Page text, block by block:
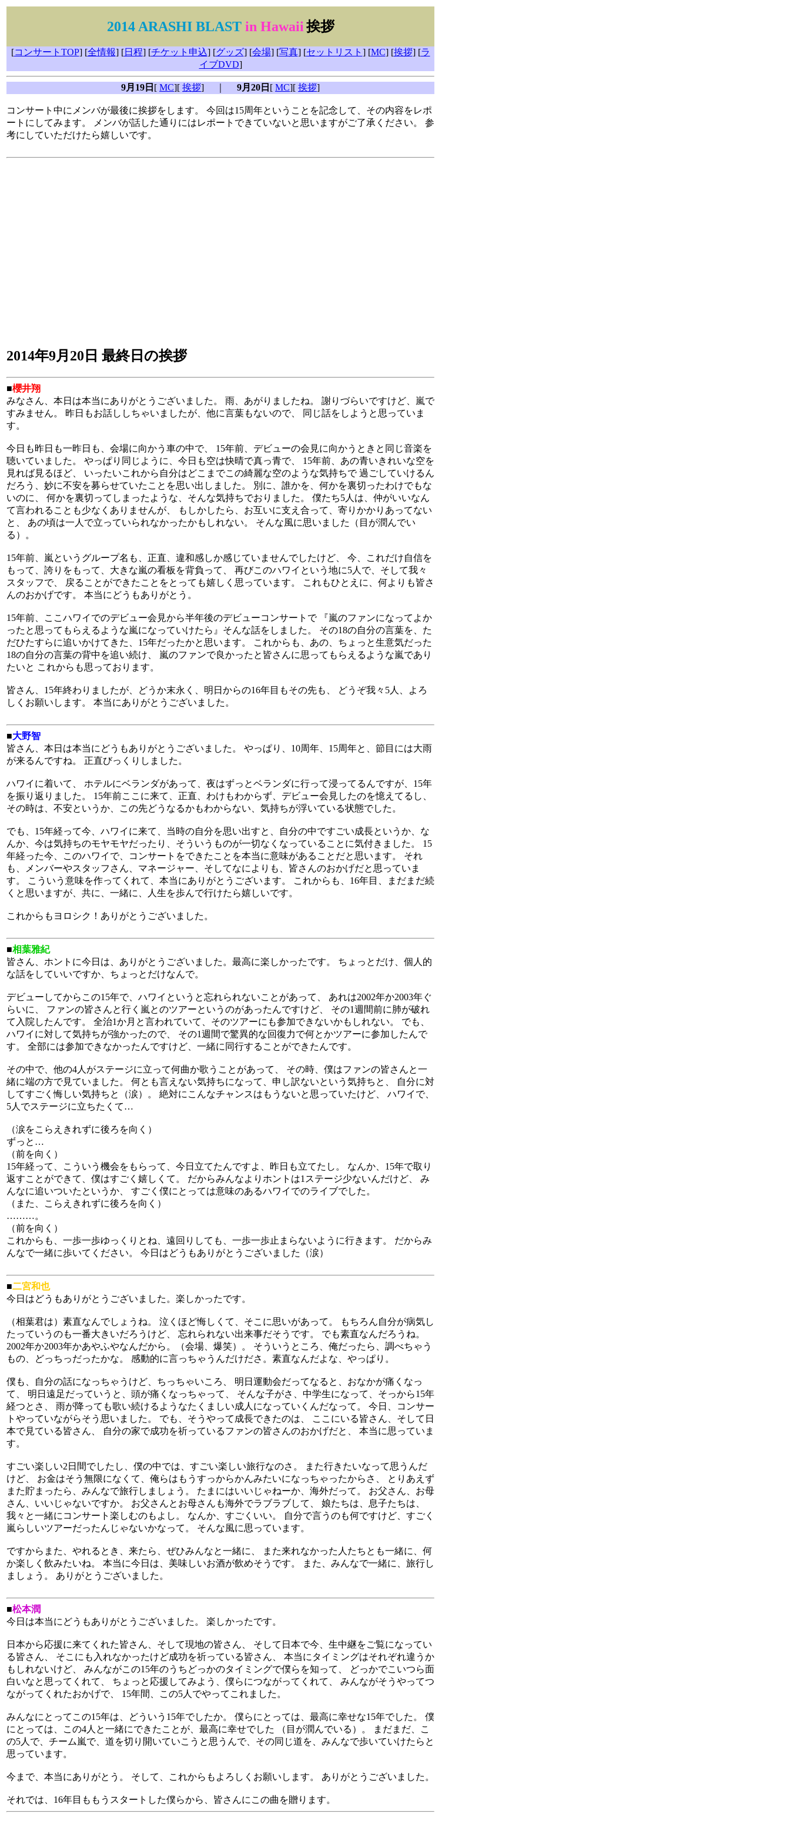
2014 ARASHI BLAST in Hawaii 挨拶
[コンサートTOP] [全情報] [日程] [チケット申込] [グッズ] [会場] [写真] [セットリスト ] [MC] [挨拶] [ラ
イブDVD]
9月19日 [ MC][ 挨拶] ｜ 9月20日 [ MC][ 挨拶]
コンサート中にメンバが最後に挨拶をします。 今回は15周年ということを記念して、その内容をレポ
ートにしてみます。 メンバが話した通りにはレポートできていないと思いますがご了承ください。 参
考にしていただけたら嬉しいです。
2014年9月20日 最終日の挨拶
■櫻井翔
みなさん、本日は本当にありがとうございました。 雨、あがりましたね。 謝りづらいですけど、嵐で
すみません。 昨日もお話ししちゃいましたが、他に言葉もないので、 同じ話をしようと思っていま
す。
今日も昨日も一昨日も、会場に向かう車の中で、 15年前、デビューの会見に向かうときと同じ音楽を
聴いていました。 やっぱり同じように、今日も空は快晴で真っ青で、 15年前、あの青いきれいな空を
見れば見るほど、 いったいこれから自分はどこまでこの綺麗な空のような気持ちで 過ごしていけるん
だろう、妙に不安を募らせていたことを思い出しました。 別に、誰かを、何かを裏切ったわけでもな
いのに、 何かを裏切ってしまったような、そんな気持ちでおりました。 僕たち5人は、仲がいいなん
て言われることも少なくありませんが、 もしかしたら、お互いに支え合って、寄りかかりあってない
と、 あの頃は一人で立っていられなかったかもしれない。 そんな風に思いました（目が潤んでい
る）。
15年前、嵐というグループ名も、正直、違和感しか感じていませんでしたけど、 今、これだけ自信を
もって、誇りをもって、大きな嵐の看板を背負って、 再びこのハワイという地に5人で、そして我々
スタッフで、 戻ることができたことをとっても嬉しく思っています。 これもひとえに、何よりも皆さ
んのおかげです。 本当にどうもありがとう。
15年前、ここハワイでのデビュー会見から半年後のデビューコンサートで 『嵐のファンになってよか
ったと思ってもらえるような嵐になっていけたら』そんな話をしました。 その18の自分の言葉を、た
だひたすらに追いかけてきた、15年だったかと思います。 これからも、あの、ちょっと生意気だった
18の自分の言葉の背中を追い続け、 嵐のファンで良かったと皆さんに思ってもらえるような嵐であり
たいと これからも思っております。
皆さん、15年終わりましたが、どうか末永く、明日からの16年目もその先も、 どうぞ我々5人、よろ
しくお願いします。 本当にありがとうございました。
■大野智
皆さん、本日は本当にどうもありがとうございました。 やっぱり、10周年、15周年と、節目には大雨
が来るんですね。 正直びっくりしました。
ハワイに着いて、 ホテルにベランダがあって、夜はずっとベランダに行って浸ってるんですが、15年
を振り返りました。 15年前ここに来て、正直、わけもわからず、デビュー会見したのを憶えてるし、
その時は、不安というか、この先どうなるかもわからない、気持ちが浮いている状態でした。
でも、15年経って今、ハワイに来て、当時の自分を思い出すと、自分の中ですごい成長というか、な
んか、今は気持ちのモヤモヤだったり、そういうものが一切なくなっていることに気付きました。 15
年経った今、このハワイで、コンサートをできたことを本当に意味があることだと思います。 それ
も、メンバーやスタッフさん、マネージャー、そしてなによりも、皆さんのおかげだと思っていま
す。 こういう意味を作ってくれて、本当にありがとうございます。 これからも、16年目、まだまだ続
くと思いますが、共に、一緒に、人生を歩んで行けたら嬉しいです。
これからもヨロシク！ありがとうございました。
■相葉雅紀
皆さん、ホントに今日は、ありがとうございました。最高に楽しかったです。 ちょっとだけ、個人的
な話をしていいですか、ちょっとだけなんで。
デビューしてからこの15年で、ハワイというと忘れられないことがあって、 あれは2002年か2003年ぐ
らいに、 ファンの皆さんと行く嵐とのツアーというのがあったんですけど、 その1週間前に肺が破れ
て入院したんです。 全治1か月と言われていて、そのツアーにも参加できないかもしれない。 でも、
ハワイに対して気持ちが強かったので、 その1週間で驚異的な回復力で何とかツアーに参加したんで
す。 全部には参加できなかったんですけど、一緒に同行することができたんです。
その中で、他の4人がステージに立って何曲か歌うことがあって、 その時、僕はファンの皆さんと一
緒に端の方で見ていました。 何とも言えない気持ちになって、申し訳ないという気持ちと、 自分に対
してすごく悔しい気持ちと（涙）。 絶対にこんなチャンスはもうないと思っていたけど、 ハワイで、
5人でステージに立ちたくて…
（涙をこらえきれずに後ろを向く）
ずっと…
（前を向く）
15年経って、こういう機会をもらって、今日立てたんですよ、昨日も立てたし。 なんか、15年で取り
返すことができて、僕はすごく嬉しくて。 だからみんなよりホントは1ステージ少ないんだけど、 み
んなに追いついたというか、 すごく僕にとっては意味のあるハワイでのライブでした。
（また、こらえきれずに後ろを向く）
………。
（前を向く）
これからも、一歩一歩ゆっくりとね、遠回りしても、一歩一歩止まらないように行きます。 だからみ
んなで一緒に歩いてください。 今日はどうもありがとうございました（涙）
■二宮和也
今日はどうもありがとうございました。楽しかったです。
（相葉君は）素直なんでしょうね。 泣くほど悔しくて、そこに思いがあって。 もちろん自分が病気し
たっていうのも一番大きいだろうけど、 忘れられない出来事だそうです。 でも素直なんだろうね。
2002年か2003年かあやふやなんだから。（会場、爆笑）。 そういうところ、俺だったら、調べちゃう
もの、どっちっだったかな。 感動的に言っちゃうんだけださ。素直なんだよな、やっぱり。
僕も、自分の話になっちゃうけど、ちっちゃいころ、 明日運動会だってなると、おなかが痛くなっ
て、 明日遠足だっていうと、頭が痛くなっちゃって、 そんな子がさ、中学生になって、そっから15年
経つとさ、 雨が降っても歌い続けるようなたくましい成人になっていくんだなって。 今日、コンサー
トやっていながらそう思いました。 でも、そうやって成長できたのは、 ここにいる皆さん、そして日
本で見ている皆さん、 自分の家で成功を祈っているファンの皆さんのおかげだと、 本当に思っていま
す。
すごい楽しい2日間でしたし、僕の中では、すごい楽しい旅行なのさ。 また行きたいなって思うんだ
けど、 お金はそう無限になくて、俺らはもうすっからかんみたいになっちゃったからさ、 とりあえず
また貯まったら、みんなで旅行しましょう。 たまにはいいじゃねーか、海外だって。 お父さん、お母
さん、いいじゃないですか。 お父さんとお母さんも海外でラブラブして、 娘たちは、息子たちは、
我々と一緒にコンサート楽しむのもよし。 なんか、すごくいい。 自分で言うのも何ですけど、すごく
嵐らしいツアーだったんじゃないかなって。 そんな風に思っています。
ですからまた、やれるとき、来たら、ぜひみんなと一緒に、 また来れなかった人たちとも一緒に、何
か楽しく飲みたいね。 本当に今日は、美味しいお酒が飲めそうです。 また、みんなで一緒に、旅行し
ましょう。 ありがとうございました。
■松本潤
今日は本当にどうもありがとうございました。 楽しかったです。
日本から応援に来てくれた皆さん、そして現地の皆さん、 そして日本で今、生中継をご覧になってい
る皆さん、 そこにも入れなかったけど成功を祈っている皆さん、 本当にタイミングはそれぞれ違うか
もしれないけど、 みんながこの15年のうちどっかのタイミングで僕らを知って、 どっかでこいつら面
白いなと思ってくれて、 ちょっと応援してみよう、僕らにつながってくれて、 みんながそうやってつ
ながってくれたおかげで、 15年間、この5人でやってこれました。
みんなにとってこの15年は、どういう15年でしたか。 僕らにとっては、最高に幸せな15年でした。 僕
にとっては、この4人と一緒にできたことが、最高に幸せでした （目が潤んでいる）。 まだまだ、こ
の5人で、チーム嵐で、道を切り開いていこうと思うんで、その同じ道を、みんなで歩いていけたらと
思っています。
今まで、本当にありがとう。 そして、これからもよろしくお願いします。 ありがとうございました。
それでは、16年目ももうスタートした僕らから、皆さんにこの曲を贈ります。